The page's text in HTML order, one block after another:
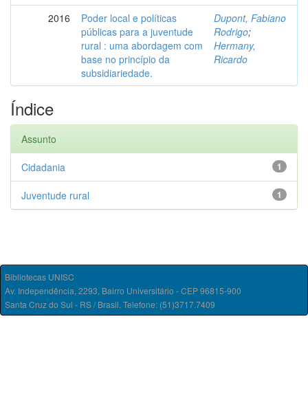
2016
Poder local e políticas
públicas para a juventude
rural : uma abordagem com
base no princípio da
subsidiariedade.
Dupont, Fabiano
Rodrigo;
Hermany,
Ricardo
Índice
Assunto
1
Cidadania
1
Juventude rural
Bibliotecas UNISC
Av. Independência, 2293, Bairro Universitário - CEP 96815-900
Santa Cruz do Sul - RS / Brasil. Telefone: (51)3717.7409